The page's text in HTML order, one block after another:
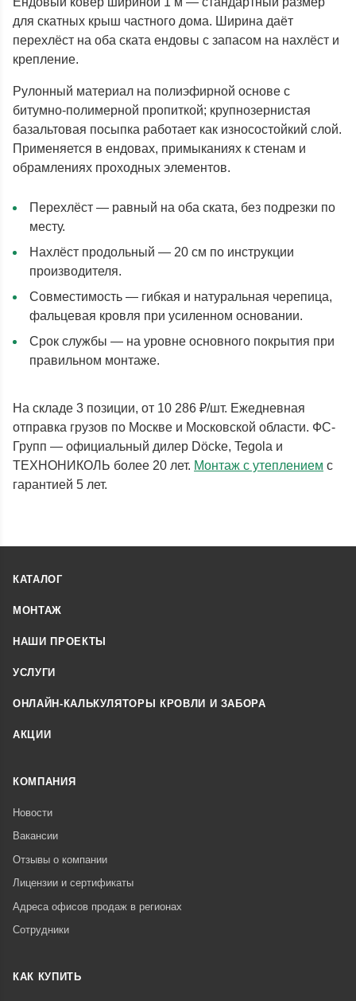
для скатных крыш частного дома. Ширина даёт
перехлёст на оба ската ендовы с запасом на нахлёст и
крепление.
Рулонный материал на полиэфирной основе с
битумно-полимерной пропиткой; крупнозернистая
базальтовая посыпка работает как износостойкий слой.
Применяется в ендовах, примыканиях к стенам и
обрамлениях проходных элементов.
Перехлёст — равный на оба ската, без подрезки по
месту.
Нахлёст продольный — 20 см по инструкции
производителя.
Совместимость — гибкая и натуральная черепица,
фальцевая кровля при усиленном основании.
Срок службы — на уровне основного покрытия при
правильном монтаже.
На складе 3 позиции, от 10 286 ₽/шт. Ежедневная
отправка грузов по Москве и Московской области. ФС-
Групп — официальный дилер Döcke, Tegola и
ТЕХНОНИКОЛЬ более 20 лет. Монтаж с утеплением с
гарантией 5 лет.
КАТАЛОГ
МОНТАЖ
НАШИ ПРОЕКТЫ
УСЛУГИ
ОНЛАЙН-КАЛЬКУЛЯТОРЫ КРОВЛИ И ЗАБОРА
АКЦИИ
КОМПАНИЯ
Новости
Вакансии
Отзывы о компании
Лицензии и сертификаты
Адреса офисов продаж в регионах
Сотрудники
КАК КУПИТЬ